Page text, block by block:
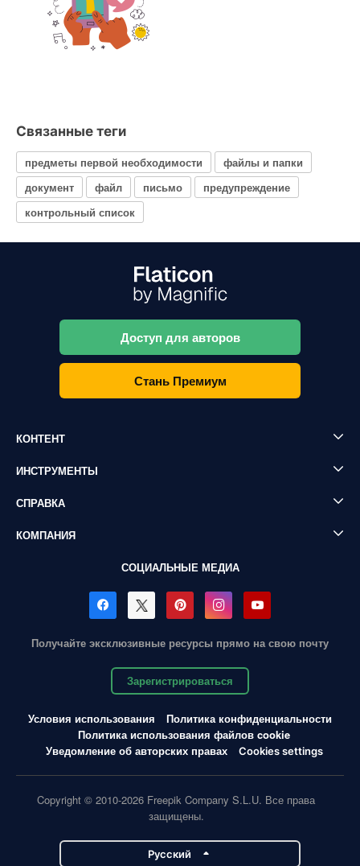
Связанные теги
предметы первой необходимости
файлы и папки
документ
файл письмо
предупреждение
контрольный список
Доступ для авторов
Стань Премиум
КОНТЕНТ
ИНСТРУМЕНТЫ
СПРАВКА
КОМПАНИЯ
СОЦИАЛЬНЫЕ МЕДИА
Получайте эксклюзивные ресурсы прямо на свою почту
Зарегистрироваться
Условия использования
Политика конфиденциальности
Политика использования файлов cookie
Уведомление об авторских правах
Cookies settings
Copyright © 2010-2026 Freepik Company S.L.U. Все права
защищены.
Pусский